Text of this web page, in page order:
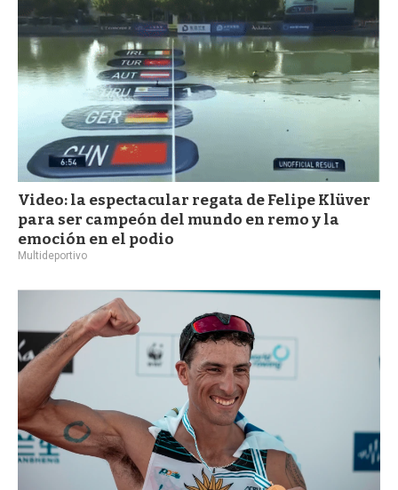
Video: la espectacular regata de Felipe Klüver
para ser campeón del mundo en remo y la
emoción en el podio
Multideportivo